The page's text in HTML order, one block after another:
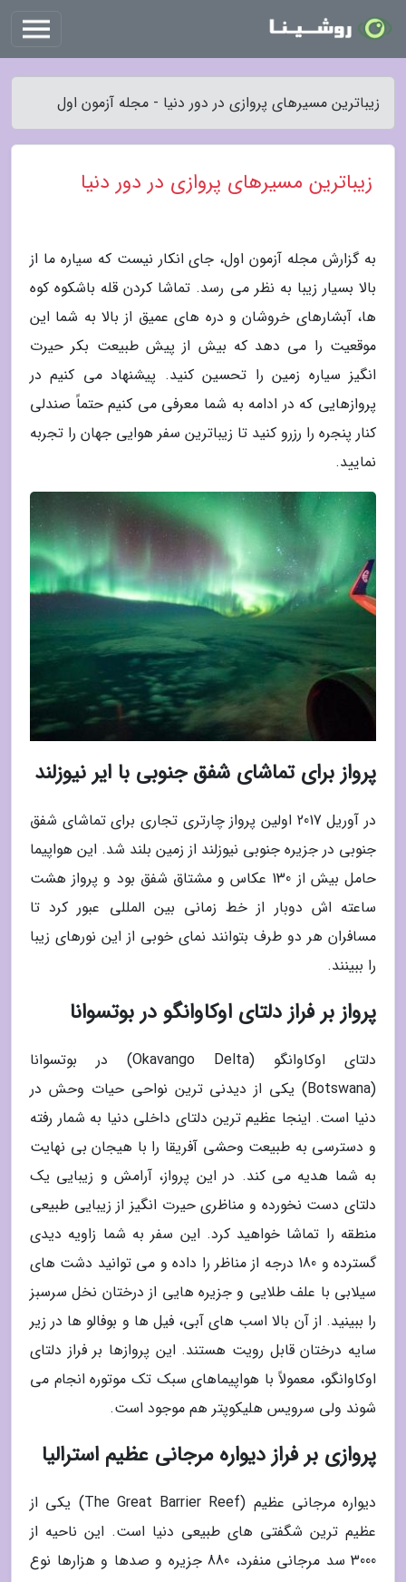
زیباترین مسیرهای پروازی در دور دنیا - مجله آزمون اول
زیباترین مسیرهای پروازی در دور دنیا
به گزارش مجله آزمون اول، جای انکار نیست که سیاره ما از
بالا بسیار زیبا به نظر می رسد. تماشا کردن قله باشکوه کوه
ها، آبشارهای خروشان و دره های عمیق از بالا به شما این
موقعیت را می دهد که بیش از پیش طبیعت بکر حیرت
انگیز سیاره زمین را تحسین کنید. پیشنهاد می کنیم در
پروازهایی که در ادامه به شما معرفی می کنیم حتماً صندلی
کنار پنجره را رزرو کنید تا زیباترین سفر هوایی جهان را تجربه
نمایید.
پرواز برای تماشای شفق جنوبی با ایر نیوزلند
در آوریل 2017 اولین پرواز چارتری تجاری برای تماشای شفق
جنوبی در جزیره جنوبی نیوزلند از زمین بلند شد. این هواپیما
حامل بیش از 130 عکاس و مشتاق شفق بود و پرواز هشت
ساعته اش دوبار از خط زمانی بین المللی عبور کرد تا
مسافران هر دو طرف بتوانند نمای خوبی از این نورهای زیبا
را ببینند.
پرواز بر فراز دلتای اوکاوانگو در بوتسوانا
دلتای اوکاوانگو (Okavango Delta) در بوتسوانا
(Botswana) یکی از دیدنی ترین نواحی حیات وحش در
دنیا است. اینجا عظیم ترین دلتای داخلی دنیا به شمار رفته
و دسترسی به طبیعت وحشی آفریقا را با هیجان بی نهایت
به شما هدیه می کند. در این پرواز، آرامش و زیبایی یک
دلتای دست نخورده و مناظری حیرت انگیز از زیبایی طبیعی
منطقه را تماشا خواهید کرد. این سفر به شما زاویه دیدی
گسترده و 180 درجه از مناظر را داده و می توانید دشت های
سیلابی با علف طلایی و جزیره هایی از درختان نخل سرسبز
را ببینید. از آن بالا اسب های آبی، فیل ها و بوفالو ها در زیر
سایه درختان قابل رویت هستند. این پروازها بر فراز دلتای
اوکاوانگو، معمولاً با هواپیماهای سبک تک موتوره انجام می
شوند ولی سرویس هلیکوپتر هم موجود است.
پروازی بر فراز دیواره مرجانی عظیم استرالیا
دیواره مرجانی عظیم (The Great Barrier Reef) یکی از
عظیم ترین شگفتی های طبیعی دنیا است. این ناحیه از
3000 سد مرجانی منفرد، 880 جزیره و صدها و هزارها نوع